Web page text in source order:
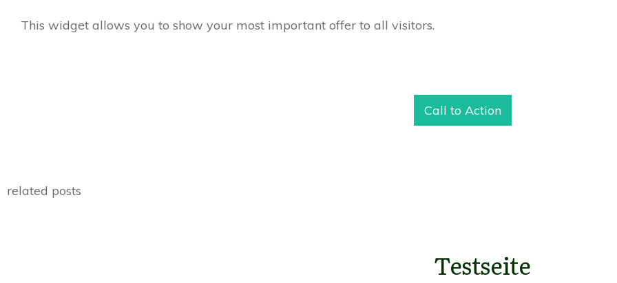
This widget allows you to show your most important offer to all visitors.
Call to Action
related posts
Testseite